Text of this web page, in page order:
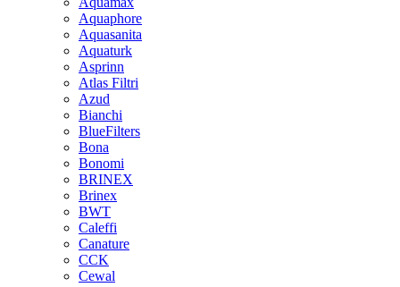
Aquaphore
Aquasanita
Aquaturk
Asprinn
Atlas Filtri
Azud
Bianchi
BlueFilters
Bona
Bonomi
BRINEX
Brinex
BWT
Caleffi
Canature
CCK
Cewal